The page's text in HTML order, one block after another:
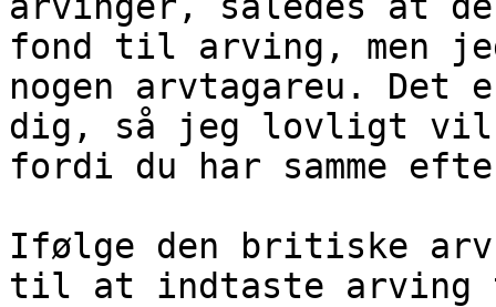
fond til arving, men
nogen arvtagareu.
dig, så jeg lovligt vil
fordi du har samme
Ifølge den britiske
til at indtaste arving